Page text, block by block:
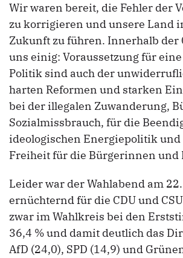
Wir waren bereit, die Fehler der
zu korrigieren und unsere Land
Zukunft zu führen. Innerhalb der
uns einig: Voraussetzung für
Politik sind auch der
harten Reformen und starken
bei der illegalen Zuwanderung,
Sozialmissbrauch, für die
ideologischen Energiepolitik
Freiheit für die Bürgerinnen und
Leider war der Wahlabend am
ernüchternd für die CDU und
zwar im Wahlkreis bei den
36,4 % und damit deutlich das
AfD (24,0), SPD (14,9) und